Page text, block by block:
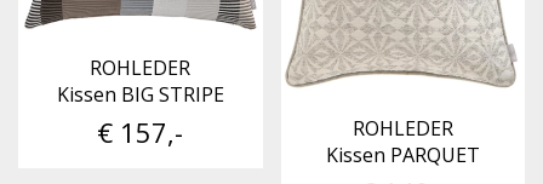
ROHLEDER
Kissen BIG STRIPE
€ 157,-
ROHLEDER
Kissen PARQUET